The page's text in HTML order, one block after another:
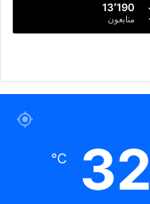
13٬190
متابعون
32
℃